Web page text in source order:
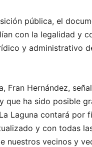
pública, el
con la legalidad y
y administrativo
Fran Hernández,
que ha sido posible
Laguna contará por
y con todas
nuestros vecinos y